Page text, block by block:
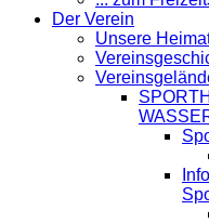
Der Verein
Unsere